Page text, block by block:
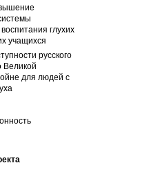
глухих
учащихся
русского
Великой
для людей с